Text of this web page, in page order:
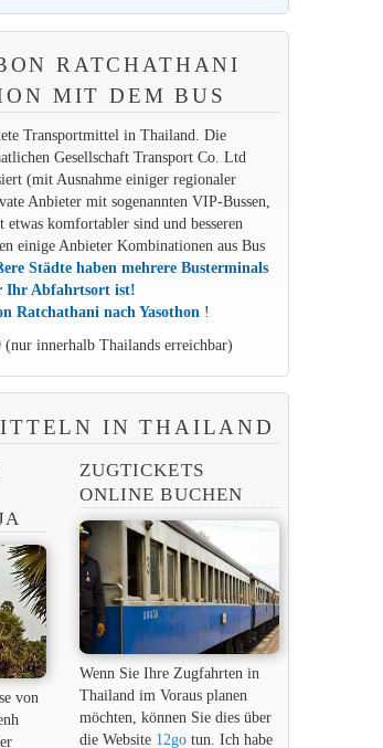
RATCHATHANI
MIT DEM BUS
Transportmittel in Thailand. Die
Gesellschaft Transport Co. Ltd
(mit Ausnahme einiger regionaler
Anbieter mit sogenannten VIP-Bussen,
komfortabler sind und besseren
einige Anbieter Kombinationen aus Bus
Städte haben mehrere Busterminals
Ihr Abfahrtsort ist!
Ratchathani nach Yasothon!
(nur innerhalb Thailands erreichbar)
IN THAILAND
von
ZUGTICKETS
ONLINE BUCHEN
Wenn Sie Ihre Zugfahrten in
Thailand im Voraus planen
möchten, können Sie dies über
die Website 12go tun. Ich habe